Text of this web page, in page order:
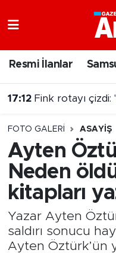
Resmi İlanlar
16:54 Bafra'da 2026
FOTO GALERI ASAYIŞ
Ayten
Neden
kitapları
Yazar Ayten
saldırı sonucu
Ayten Öztürk’ün
Samsun Namaz
Trafik Durumu
Süper Lig Puan
Tüm Manşetler
Son Dakika